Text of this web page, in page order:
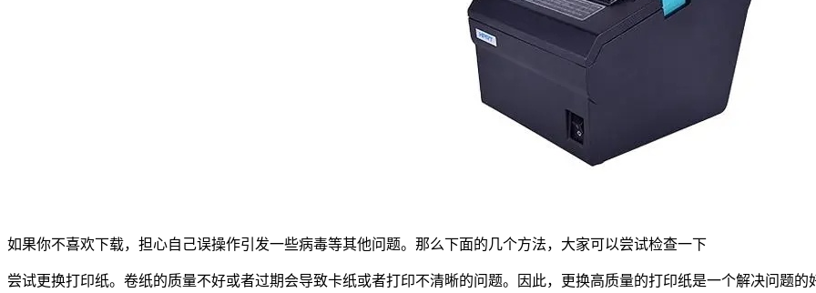
如果你不喜欢下载，担心自己误操作引发一些病毒等其他问题。那么下面的几个方法，大家可以尝试检查一下
尝试更换打印纸。卷纸的质量不好或者过期会导致卡纸或者打印不清晰的问题。因此，更换高质量的打印纸是一个解决问题的